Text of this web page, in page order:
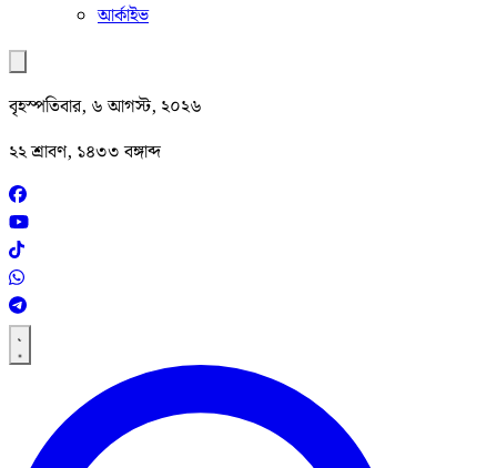
আর্কাইভ
বৃহস্পতিবার, ৬ আগস্ট, ২০২৬
২২ শ্রাবণ, ১৪৩৩ বঙ্গাব্দ